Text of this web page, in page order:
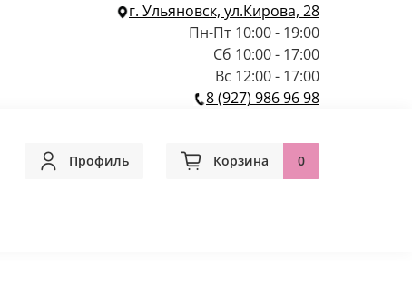
г. Ульяновск, ул.Кирова, 28
Пн-Пт 10:00 - 19:00
Сб 10:00 - 17:00
Вс 12:00 - 17:00
8 (927) 986 96 98
Профиль Корзина 0